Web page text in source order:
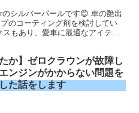
シルバーパールです😊 車の艶出
のコーティング剤を検討してい
もあり、愛車に最適なアイテム
たか】ゼロクラウンが故障し
ンジンがかからない問題を
た話をします